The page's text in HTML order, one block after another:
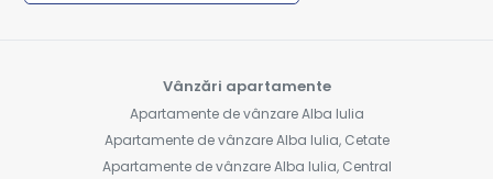
Vânzări apartamente
Apartamente de vânzare Alba Iulia
Apartamente de vânzare Alba Iulia, Cetate
Apartamente de vânzare Alba Iulia, Central